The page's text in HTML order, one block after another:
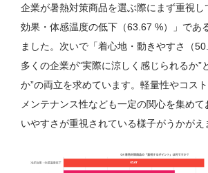
企業が暑熱対策商品を選ぶ際にまず重視し
効果・体感温度の低下（63.67 %）」であ
ました。次いで「着心地・動きやすさ（
多くの企業が“実際に涼しく感じられるか”
か”の両立を求めています。軽量性やコス
メンテナンス性なども一定の関心を集めて
いやすさが重視されている様子がうかがえ